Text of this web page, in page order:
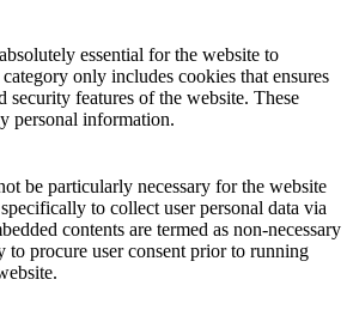
essential for the website to
only includes cookies that ensures
security features of the website. These
personal information.
be particularly necessary for the website
to collect user personal data via
contents are termed as non-necessary
to procure user consent prior to running